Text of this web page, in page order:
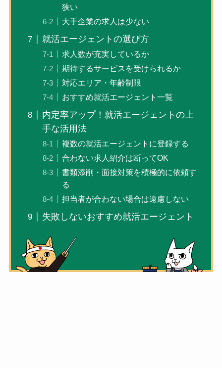
狭い
大手企業の求人は少ない
就活エージェントの選び方
求人数が充実しているか
期待するサービスを受けられるか
対応エリア・年齢制限
おすすめ就活エージェント一覧
内定率アップ！就活エージェントの上
手な活用法
複数の就活エージェントに登録する
合わない求人紹介は断ってOK
書類添削・面接対策を積極的に依頼す
る
担当者が合わない場合は遠慮しない
失敗しないおすすめ就活エージェント